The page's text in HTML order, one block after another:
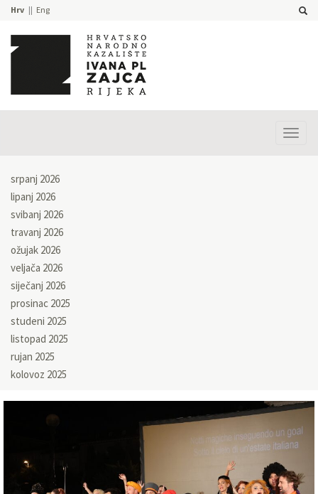
Hrv Eng
srpanj 2026
lipanj 2026
svibanj 2026
travanj 2026
ožujak 2026
veljača 2026
siječanj 2026
prosinac 2025
studeni 2025
listopad 2025
rujan 2025
kolovoz 2025